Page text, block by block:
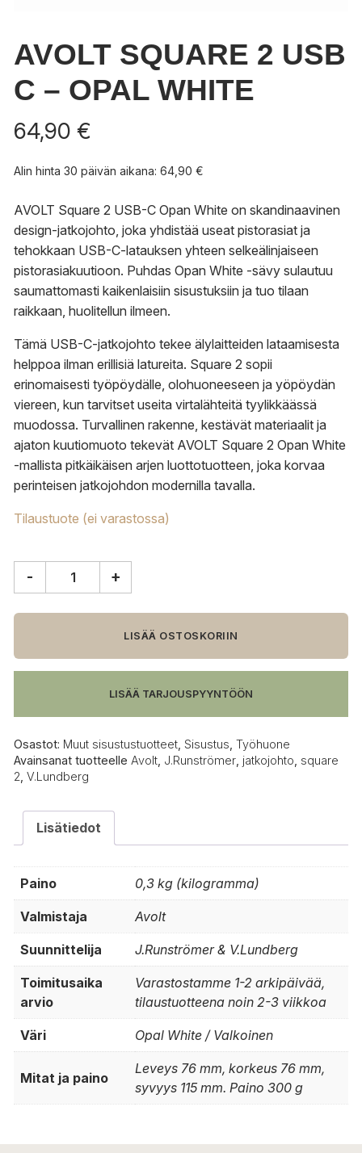
AVOLT SQUARE 2 USB
C – OPAL WHITE
64,90 €
Alin hinta 30 päivän aikana: 64,90 €
AVOLT Square 2 USB-C Opan White on skandinaavinen
design-jatkojohto, joka yhdistää useat pistorasiat ja
tehokkaan USB-C-latauksen yhteen selkeälinjaiseen
pistorasiakuutioon. Puhdas Opan White -sävy sulautuu
saumattomasti kaikenlaisiin sisustuksiin ja tuo tilaan
raikkaan, huolitellun ilmeen.
Tämä USB-C-jatkojohto tekee älylaitteiden lataamisesta
helppoa ilman erillisiä latureita. Square 2 sopii
erinomaisesti työpöydälle, olohuoneeseen ja yöpöydän
viereen, kun tarvitset useita virtalähteitä tyylikkäässä
muodossa. Turvallinen rakenne, kestävät materiaalit ja
ajaton kuutiomuoto tekevät AVOLT Square 2 Opan White
-mallista pitkäikäisen arjen luottotuotteen, joka korvaa
perinteisen jatkojohdon modernilla tavalla.
Tilaustuote (ei varastossa)
2
C
-
määrä
- +
LISÄÄ OSTOSKORIIN
LISÄÄ TARJOUSPYYNTÖÖN
Osastot: Muut sisustustuotteet Sisustus Työhuone
Avainsanat tuotteelle Avolt J.Runströmer jatkojohto square
2 V.Lundberg
Lisätiedot
Paino 0,3 kg (kilogramma)
Valmistaja Avolt
Suunnittelija J.Runströmer & V.Lundberg
Toimitusaika
arvio
Varastostamme 1-2 arkipäivää,
tilaustuotteena noin 2-3 viikkoa
Väri Opal White / Valkoinen
Mitat ja paino
Leveys 76 mm, korkeus 76 mm,
syvyys 115 mm. Paino 300 g